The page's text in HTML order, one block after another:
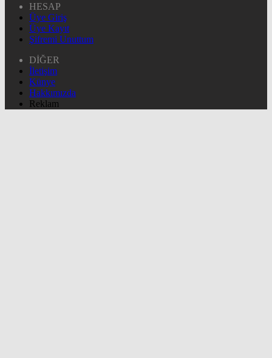
HESAP
Üye Giriş
Üye Kayıt
Şifremi Unuttum
DİĞER
İletişim
Künye
Hakkımızda
Reklam